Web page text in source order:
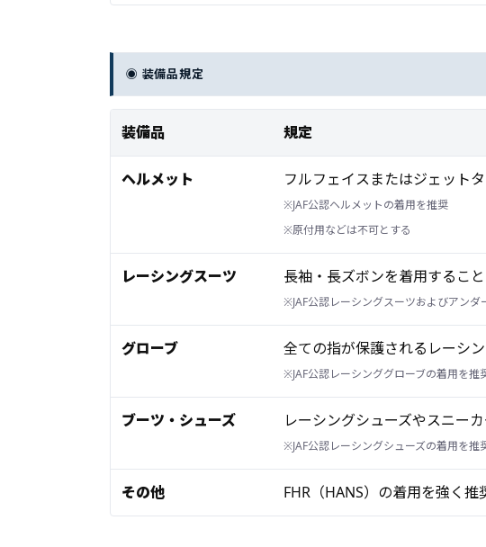
◉ 装備品規定
装備品 規定
ヘルメット フルフェイスまたはジェット
※JAF公認ヘルメットの着用を推奨
※原付用などは不可とする
レーシングスーツ 長袖・長ズボンを着用すること
※JAF公認レーシングスーツおよびアンダ
グローブ 全ての指が保護されるレーシ
※JAF公認レーシンググローブの着用を推
ブーツ・シューズ レーシングシューズやスニー
※JAF公認レーシングシューズの着用を推
その他 FHR（HANS）の着用を強く推